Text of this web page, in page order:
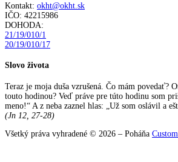
Kontakt: okht@okht.sk
IČO: 42215986
DOHODA:
21/19/010/1
20/19/010/17
Slovo života
Teraz je moja duša vzrušená. Čo mám povedať?
touto hodinou? Veď práve pre túto hodinu som
meno!“ A z neba zaznel hlas: „Už som oslávil a
(Jn 12, 27-28)
Všetký práva vyhradené © 2026 – Poháňa